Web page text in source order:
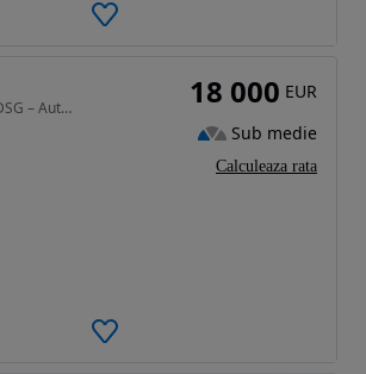
1395 cm3 • 217 CP • SKODA SUPERB Berlina 1.4 TSI iV * PLUG-IN HYBRID* DSG – Automatic 18 000 EUR
Sub medie
Calculeaza rata